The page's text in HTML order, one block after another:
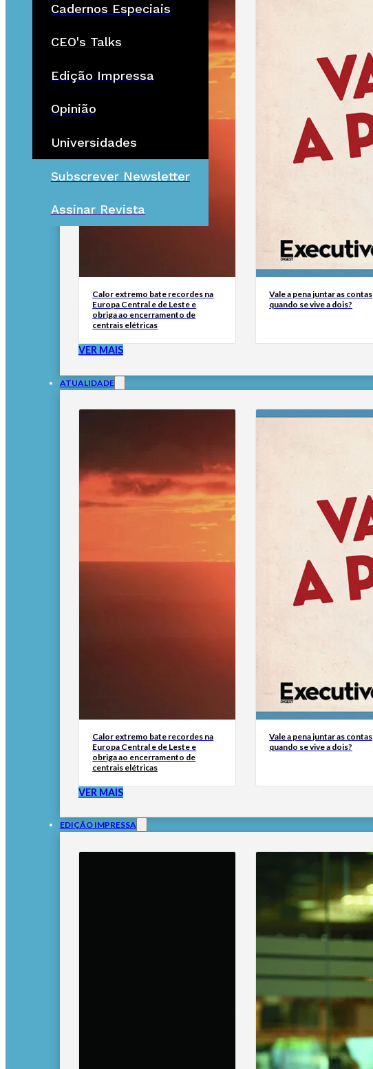
Cadernos Especiais
CEO's Talks
Edição Impressa
Opinião
Universidades
Subscrever Newsletter
Assinar Revista
Calor extremo bate recordes na
Europa Central e de Leste e
obriga ao encerramento de
centrais elétricas
Vale a pena juntar as contas
quando se vive a dois?
VER MAIS
ATUALIDADE
Calor extremo bate recordes na
Europa Central e de Leste e
obriga ao encerramento de
centrais elétricas
Vale a pena juntar as contas
quando se vive a dois?
VER MAIS
EDIÇÃO IMPRESSA